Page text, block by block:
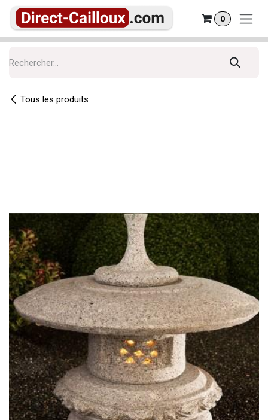
Se rendre au contenu
0
Tous les produits